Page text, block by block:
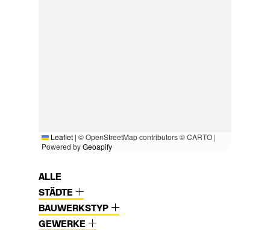
Leaflet | © OpenStreetMap contributors © CARTO |
Powered byGeoapify
ALLE
STÄDTE
BAUWERKSTYP
GEWERKE